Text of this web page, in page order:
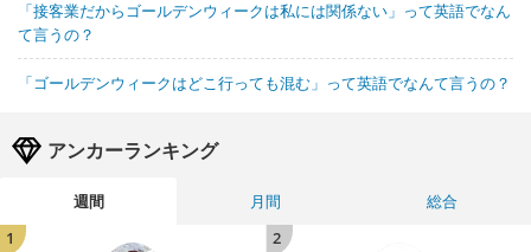
「接客業だからゴールデンウィークは私には関係ない」って英語でなん
て言うの？
「ゴールデンウィークはどこ行っても混む」って英語でなんて言うの？
アンカーランキング
週間 月間
総合
1
2